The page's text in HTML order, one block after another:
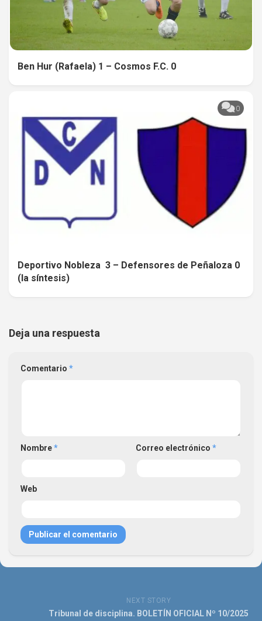
Ben Hur (Rafaela) 1 – Cosmos F.C. 0
0
Deportivo Nobleza 3 – Defensores de Peñaloza 0
(la síntesis)
Deja una respuesta
Comentario *
Nombre* Correo electrónico *
Web
NEXT STORY
Tribunal de disciplina. BOLETÍN OFICIAL Nº 10/2025